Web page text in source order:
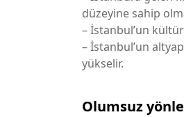
düzeyine sahip
– İstanbul’un
– İstanbul’un
yükselir.
Olumsuz